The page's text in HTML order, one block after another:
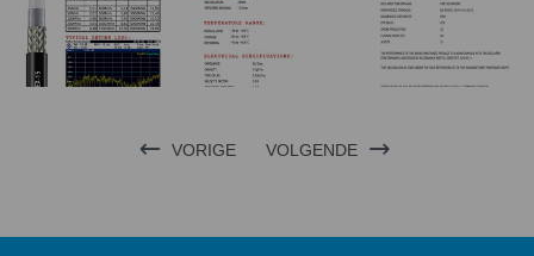
VORIGE VOLGENDE